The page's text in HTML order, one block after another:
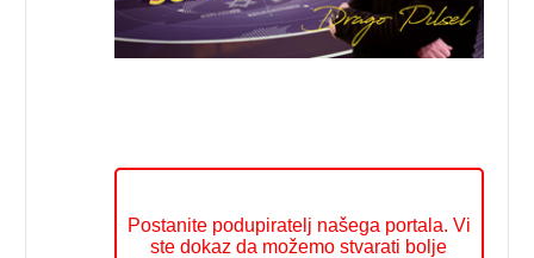
Postanite podupiratelj našega portala. Vi
ste dokaz da možemo stvarati bolje